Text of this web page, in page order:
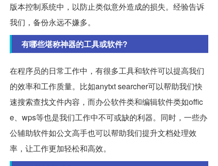
版本控制系统中，以防止类似意外造成的损失。经验告诉
我们，备份永远不嫌多。
有哪些堪称神器的工具或软件?
在程序员的日常工作中，有很多工具和软件可以提高我们
的效率和工作质量。比如anytxt searcher可以帮助我们快
速搜索查找文件内容，而办公软件类和编辑软件类如offic
e、wps等也是我们工作中不可或缺的利器。同时，一些办
公辅助软件如公文高手也可以帮助我们提升文档处理效
率，让工作更加轻松和高效。